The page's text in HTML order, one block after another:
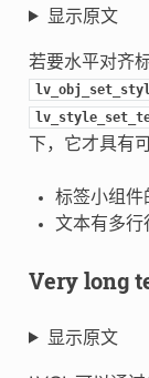
显示原文
若要水平对齐
下，它才具有
标签小组件
文本有多行
Very long
显示原文